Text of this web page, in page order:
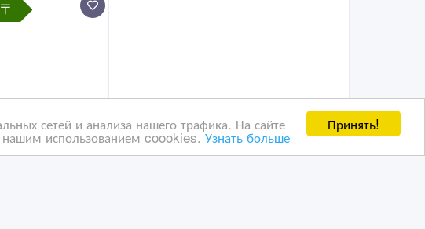
Принять!
сетей и анализа нашего трафика. На сайте
нашим использованием coookies.Узнать больше